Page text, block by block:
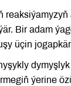
Bir adam
üçin
ýerine